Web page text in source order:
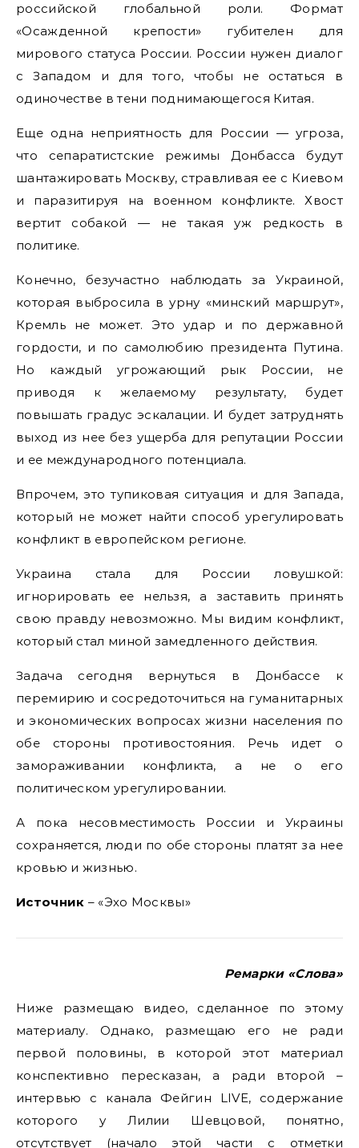
российской глобальной роли. Формат
«Осажденной крепости» губителен для
мирового статуса России. России нужен диалог
с Западом и для того, чтобы не остаться в
одиночестве в тени поднимающегося Китая.
Еще одна неприятность для России — угроза,
что сепаратистские режимы Донбасса будут
шантажировать Москву, стравливая ее с Киевом
и паразитируя на военном конфликте. Хвост
вертит собакой — не такая уж редкость в
политике.
Конечно, безучастно наблюдать за Украиной,
которая выбросила в урну «минский маршрут»,
Кремль не может. Это удар и по державной
гордости, и по самолюбию президента Путина.
Но каждый угрожающий рык России, не
приводя к желаемому результату, будет
повышать градус эскалации. И будет затруднять
выход из нее без ущерба для репутации России
и ее международного потенциала.
Впрочем, это тупиковая ситуация и для Запада,
который не может найти способ урегулировать
конфликт в европейском регионе.
Украина стала для России ловушкой:
игнорировать ее нельзя, а заставить принять
свою правду невозможно. Мы видим конфликт,
который стал миной замедленного действия.
Задача сегодня вернуться в Донбассе к
перемирию и сосредоточиться на гуманитарных
и экономических вопросах жизни населения по
обе стороны противостояния. Речь идет о
замораживании конфликта, а не о его
политическом урегулировании.
А пока несовместимость России и Украины
сохраняется, люди по обе стороны платят за нее
кровью и жизнью.
Источник – «Эхо Москвы»
Ремарки «Слова»
Ниже размещаю видео, сделанное по этому
материалу. Однако, размещаю его не ради
первой половины, в которой этот материал
конспективно пересказан, а ради второй –
интервью с канала Фейгин LIVE, содержание
которого у Лилии Шевцовой, понятно,
отсутствует (начало этой части с отметки